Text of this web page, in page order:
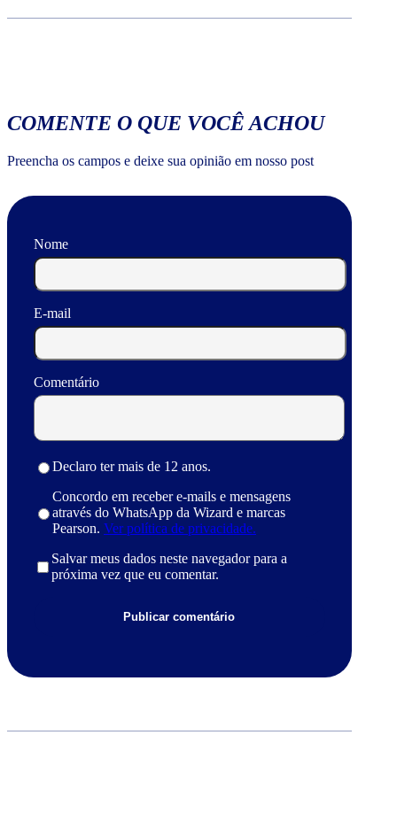
COMENTE O QUE VOCÊ ACHOU
Preencha os campos e deixe sua opinião em nosso post
Nome
E-mail
Comentário
Declaro ter mais de 12 anos.
Concordo em receber e-mails e mensagens
através do WhatsApp da Wizard e marcas
Pearson. Ver política de privacidade.
Salvar meus dados neste navegador para a
próxima vez que eu comentar.